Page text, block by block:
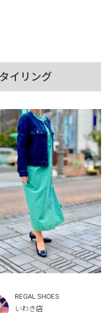
イリング
REGAL SHOES
いわき店